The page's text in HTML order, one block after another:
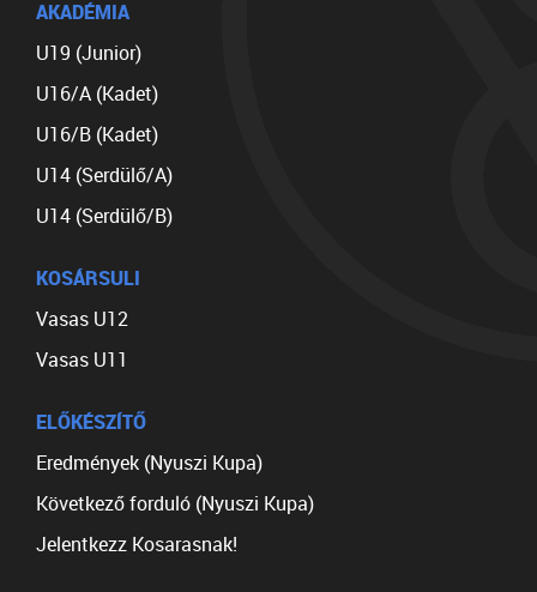
AKADÉMIA
U19 (Junior)
U16/A (Kadet)
U16/B (Kadet)
U14 (Serdülő/A)
U14 (Serdülő/B)
KOSÁRSULI
Vasas U12
Vasas U11
ELŐKÉSZÍTŐ
Eredmények (Nyuszi Kupa)
Következő forduló (Nyuszi Kupa)
Jelentkezz Kosarasnak!